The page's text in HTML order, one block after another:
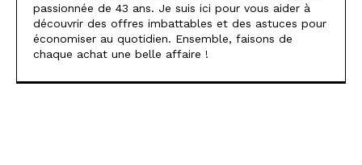
passionnée de 43 ans. Je suis ici pour vous aider à
découvrir des offres imbattables et des astuces pour
économiser au quotidien. Ensemble, faisons de
chaque achat une belle affaire !